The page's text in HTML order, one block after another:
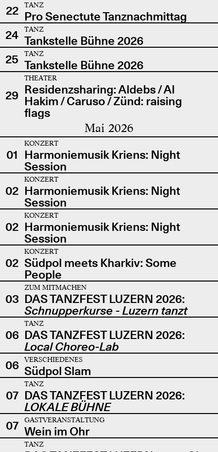
22
TANZ
Pro Senectute Tanznachmittag
24
TANZ
Tankstelle Bühne 2026
25
TANZ
Tankstelle Bühne 2026
29
THEATER
Residenzsharing: Aldebs / Al
Hakim / Caruso / Zünd: raising
flags
Mai 2026
01
KONZERT
Harmoniemusik Kriens: Night
Session
02
KONZERT
Harmoniemusik Kriens: Night
Session
02
KONZERT
Harmoniemusik Kriens: Night
Session
02
KONZERT
Südpol meets Kharkiv: Some
People
03
ZUM MITMACHEN
DAS TANZFEST LUZERN 2026:
Schnupperkurse - Luzern tanzt
06
TANZ
DAS TANZFEST LUZERN 2026:
Local Choreo-Lab
06
VERSCHIEDENES
Südpol Slam
07
TANZ
DAS TANZFEST LUZERN 2026:
LOKALE BÜHNE
07
GASTVERANSTALTUNG
Wein im Ohr
TANZ